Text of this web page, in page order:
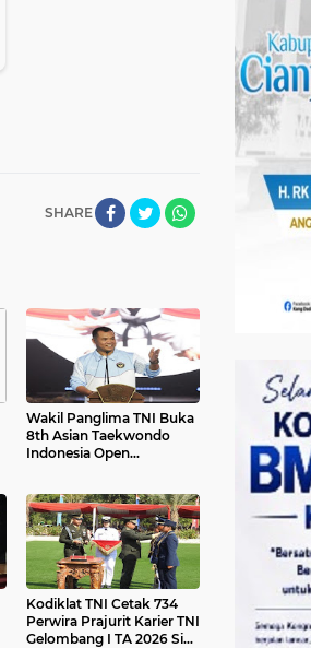
SHARE
Wakil Panglima TNI Buka
8th Asian Taekwondo
Indonesia Open
Kodiklat TNI Cetak 734
Perwira Prajurit Karier TNI
Gelombang I TA 2026 Siap